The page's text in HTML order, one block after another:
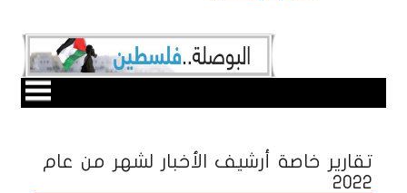
تقارير خاصة أرشيف الأخبار لشهر من عام
2022